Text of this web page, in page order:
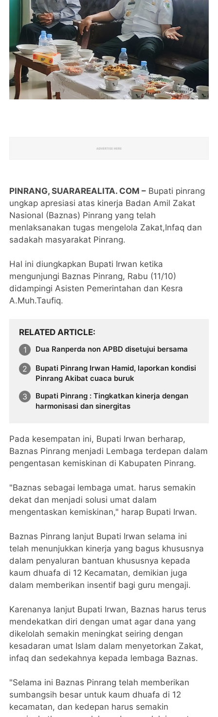
PINRANG, SUARAREALITA. COM – Bupati pinrang
ungkap apresiasi atas kinerja Badan Amil Zakat
Nasional (Baznas) Pinrang yang telah
menlaksanakan tugas mengelola Zakat,Infaq dan
sadakah masyarakat Pinrang.
Hal ini diungkapkan Bupati Irwan ketika
mengunjungi Baznas Pinrang, Rabu (11/10)
didampingi Asisten Pemerintahan dan Kesra
A.Muh.Taufiq.
RELATED ARTICLE
Dua Ranperda non APBD disetujui bersama
Bupati Pinrang Irwan Hamid, laporkan kondisi
Pinrang Akibat cuaca buruk
Bupati Pinrang : Tingkatkan kinerja dengan
harmonisasi dan sinergitas
Pada kesempatan ini, Bupati Irwan berharap,
Baznas Pinrang menjadi Lembaga terdepan dalam
pengentasan kemiskinan di Kabupaten Pinrang.
"Baznas sebagai lembaga umat. harus semakin
dekat dan menjadi solusi umat dalam
mengentaskan kemiskinan," harap Bupati Irwan.
Baznas Pinrang lanjut Bupati Irwan selama ini
telah menunjukkan kinerja yang bagus khususnya
dalam penyaluran bantuan khususnya kepada
kaum dhuafa di 12 Kecamatan, demikian juga
dalam memberikan insentif bagi guru mengaji.
Karenanya lanjut Bupati Irwan, Baznas harus terus
mendekatkan diri dengan umat agar dana yang
dikelolah semakin meningkat seiring dengan
kesadaran umat Islam dalam menyetorkan Zakat,
infaq dan sedekahnya kepada lembaga Baznas.
"Selama ini Baznas Pinrang telah memberikan
sumbangsih besar untuk kaum dhuafa di 12
kecamatan, dan kedepan harus semakin